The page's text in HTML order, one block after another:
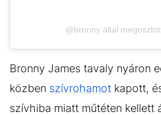
@bronny által
Bronny James tavaly nyáron
közben szívrohamot kapott,
szívhiba miatt műtéten kellett